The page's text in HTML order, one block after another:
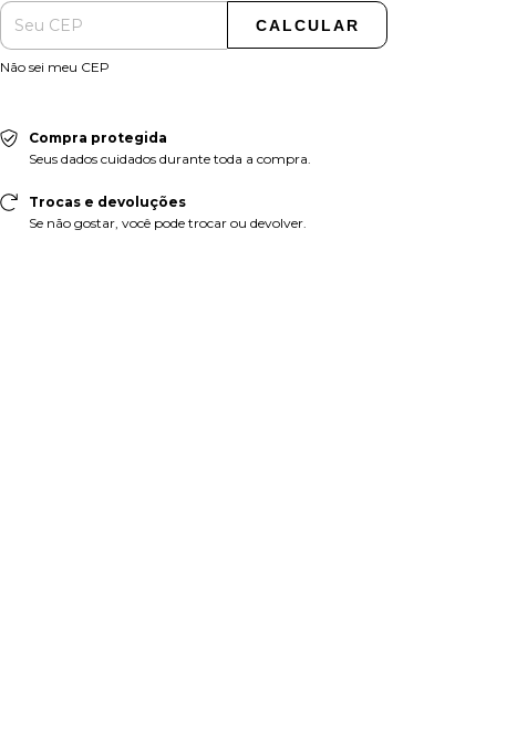
CALCULAR
Não sei meu CEP
Compra protegida
Seus dados cuidados durante toda a compra.
Trocas e devoluções
Se não gostar, você pode trocar ou devolver.